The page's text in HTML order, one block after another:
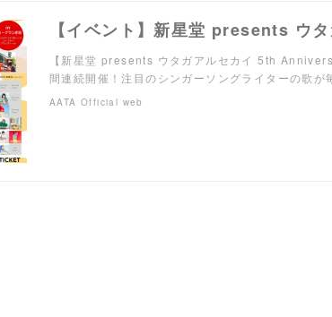
【新星堂 presents ウタガアルセカイ 5th
間連続開催！注目のシンガーソングライターの歌が
AATA Official web